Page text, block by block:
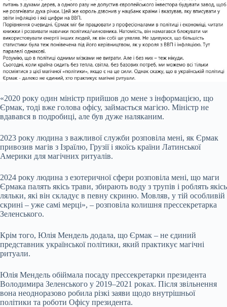
«2020 року один міністр прийшов до мене з інформацією, що
Єрмак, тоді вже голова офісу, займається магією. Міністр не
вдавався в подробиці, але був дуже наляканим.
2023 року людина з важливої служби розповіла мені, як Єрмак
привозив магів з Ізраїлю, Грузії і якоїсь країни Латинської
Америки для магічних ритуалів.
2024 року людина з езотеричної сфери розповіла мені, що маги
Єрмака палять якісь трави, збирають воду з трупів і роблять якісь
ляльки, які він складує в певну скриню. Мовляв, у тій особливій
скрині – уже самі мерці», – розповіла колишня прессекретарка
Зеленського.
Крім того, Юлія Мендель додала, що Єрмак – не єдиний
представник української політики, який практикує магічні
ритуали.
Юлія Мендель обіймала посаду прессекретарки президента
Володимира Зеленського у 2019–2021 роках. Після звільнення
вона неодноразово робила різкі заяви щодо внутрішньої
політики та роботи Офісу президента.